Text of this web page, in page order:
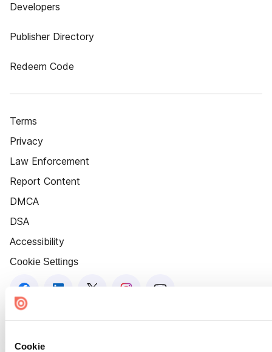
Cookie
Developers
Publisher Directory
Redeem Code
Terms
Privacy
Law Enforcement
Report Content
DMCA
DSA
Accessibility
Cookie Settings